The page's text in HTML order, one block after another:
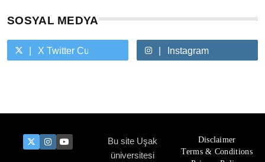
SOSYAL MEDYA
X Twitter Custom Cursor On HoverInstagram
Bu site Uşak
üniversitesi
Disclaimer
Terms & Conditions